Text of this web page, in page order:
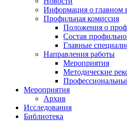
Информация о главном
Профильная комиссия
Положения о
Состав
Главные
Направления работы
Мероприятия
Методические
Мероприятия
Архив
Исследования
Библиотека